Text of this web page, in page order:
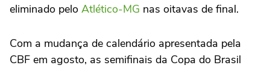
eliminado pelo Atlético-MG nas oitavas de final.
Com a mudança de calendário apresentada pela
CBF em agosto, as semifinais da Copa do Brasil